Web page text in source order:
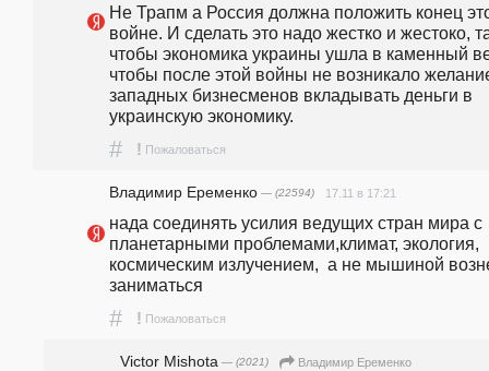
Не Трапм а Россия должна положить конец
войне. И сделать это надо жестко и жестоко,
чтобы экономика украины ушла в каменный
чтобы после этой войны не возникало
западных бизнесменов вкладывать деньги в
украинскую экономику.
# ! Пожаловаться
Владимир Еременко — (22594) 17.11 в 17:21
нада соединять усилия ведущих стран мира с
планетарными проблемами,климат, экология,
космическим излучением,  а не мышиной
заниматься
# ! Пожаловаться
Victor Mishota — (2021)
Владимир Еременко